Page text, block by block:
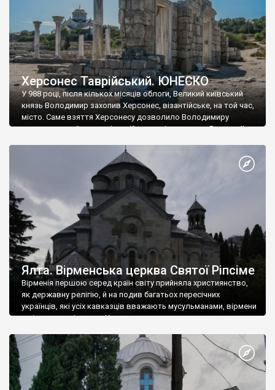
Херсонес Таврійський. ЮНЕСКО
У 988 році, після кількох місяців облоги, Великий київський
князь Володимир захопив Херсонес, візантійське, на той час,
місто. Саме взяття Херсонесу дозволило Володимиру
диктувати свої умови візантійському імператору Василю ІІ, та
Херсонесі Володимир-язичник, став Василем-християнином.
А потім було Хрещення Русі. На честь Херсонесу Таврійського
Ялта. Вірменська церква Святої Ріпсіме
Вірменія першою серед країн світу прийняла християнство,
як державну релігію, й на подив багатьох пересічних
українців, які усіх кавказців вважають мусульманами, вірмени
є відданими вірянами Христа